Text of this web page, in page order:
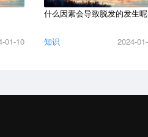
01-10
什么因素会导致脱发的发生呢
知识 2024-